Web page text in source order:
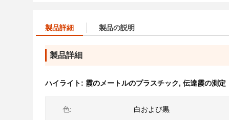
製品詳細 製品の説明
製品詳細
ハイライト: 霞のメートルのプラスチック, 伝達霞の測定
色: 白および黒